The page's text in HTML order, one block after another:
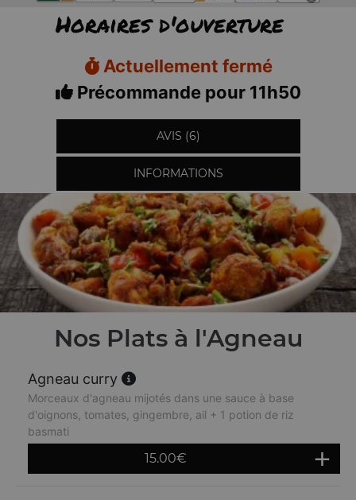
Horaires d'ouverture
Actuellement fermé
Précommande pour 11h50
AVIS (6)
INFORMATIONS
Nos Plats à l'Agneau
Agneau curry
Morceaux d'agneau mijotés dans une sauce à base
d'oignons, tomates, gingembre, ail + 1 potion de riz
basmati
15.00€